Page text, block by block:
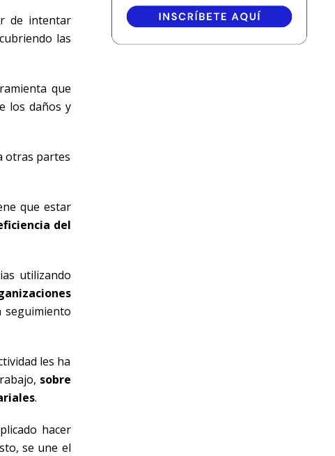
de intentar
las
que
los daños y
otras partes
que estar
del
utilizando
seguimiento
les ha
sobre
.
hacer
se une el